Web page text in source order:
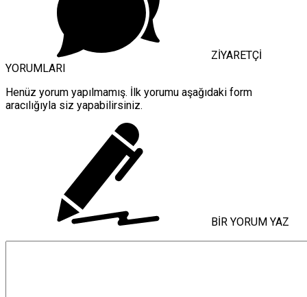
ZİYARETÇİ
YORUMLARI
Henüz yorum yapılmamış. İlk yorumu aşağıdaki form
aracılığıyla siz yapabilirsiniz.
BİR YORUM YAZ